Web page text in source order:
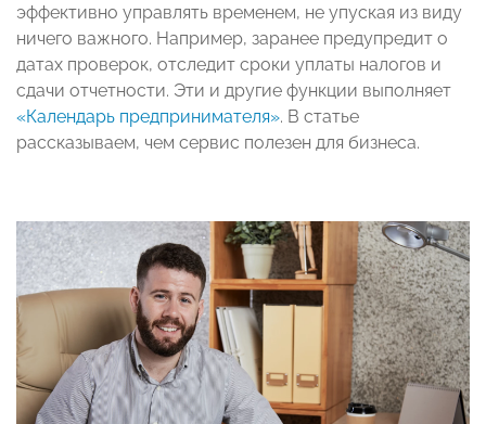
эффективно управлять временем, не упуская из виду
ничего важного. Например, заранее предупредит о
датах проверок, отследит сроки уплаты налогов и
сдачи отчетности. Эти и другие функции выполняет
«Календарь предпринимателя». В статье
рассказываем, чем сервис полезен для бизнеса.